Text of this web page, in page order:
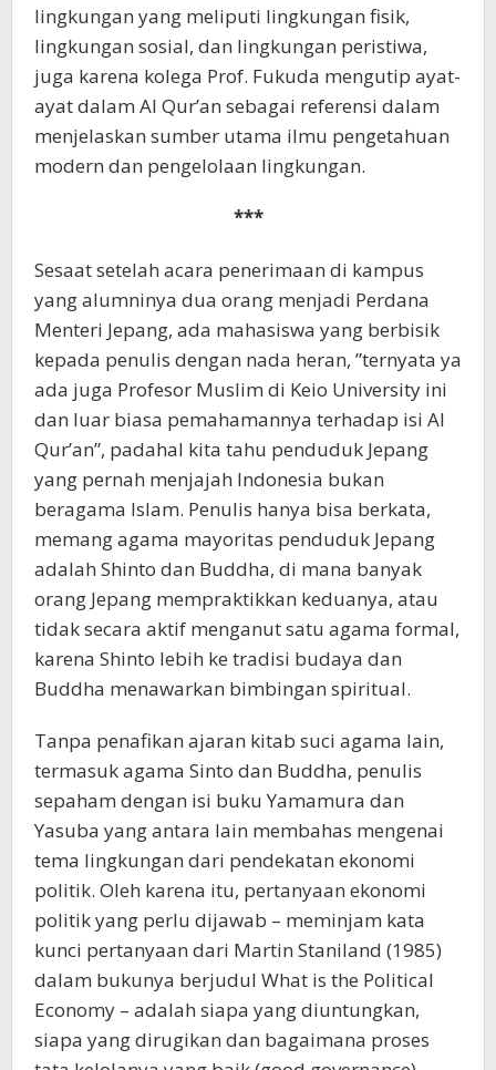
lingkungan yang meliputi lingkungan fisik,
lingkungan sosial, dan lingkungan peristiwa,
juga karena kolega Prof. Fukuda mengutip ayat-
ayat dalam Al Qur’an sebagai referensi dalam
menjelaskan sumber utama ilmu pengetahuan
modern dan pengelolaan lingkungan.
***
Sesaat setelah acara penerimaan di kampus
yang alumninya dua orang menjadi Perdana
Menteri Jepang, ada mahasiswa yang berbisik
kepada penulis dengan nada heran, ”ternyata ya
ada juga Profesor Muslim di Keio University ini
dan luar biasa pemahamannya terhadap isi Al
Qur’an”, padahal kita tahu penduduk Jepang
yang pernah menjajah Indonesia bukan
beragama Islam. Penulis hanya bisa berkata,
memang agama mayoritas penduduk Jepang
adalah Shinto dan Buddha, di mana banyak
orang Jepang mempraktikkan keduanya, atau
tidak secara aktif menganut satu agama formal,
karena Shinto lebih ke tradisi budaya dan
Buddha menawarkan bimbingan spiritual.
Tanpa penafikan ajaran kitab suci agama lain,
termasuk agama Sinto dan Buddha, penulis
sepaham dengan isi buku Yamamura dan
Yasuba yang antara lain membahas mengenai
tema lingkungan dari pendekatan ekonomi
politik. Oleh karena itu, pertanyaan ekonomi
politik yang perlu dijawab – meminjam kata
kunci pertanyaan dari Martin Staniland (1985)
dalam bukunya berjudul What is the Political
Economy – adalah siapa yang diuntungkan,
siapa yang dirugikan dan bagaimana proses